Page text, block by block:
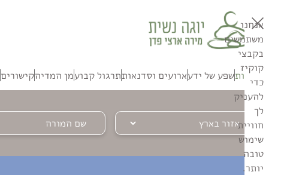
אודותשפע של ידעארועים וסדנאותתרגול קבועמן המדיהקישורים
אנחנו
משתמשים
בקבצי
קוקיז
כדי
להעניק
לך
חוויית
שימוש
טובה
יותר.